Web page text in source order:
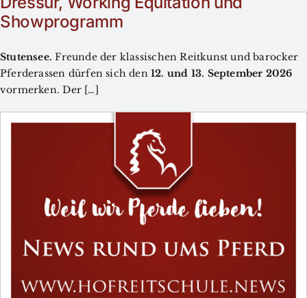
Showprogramm
Stutensee. Freunde der klassischen Reitkunst und barocker
Pferderassen dürfen sich den12. und 13. September 2026
vormerken. Der […]